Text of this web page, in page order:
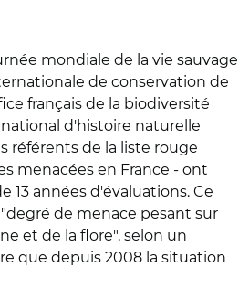
mondiale de la vie sauvage
de conservation de
français de la biodiversité
d'histoire naturelle
référents de la liste rouge
menacées en France - ont
13 années d'évaluations. Ce
de menace pesant sur
et de la flore", selon un
que depuis 2008 la situation